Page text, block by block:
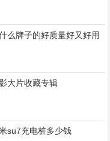
么牌子的好质量好又好用
大片收藏专辑
su7充电桩多少钱